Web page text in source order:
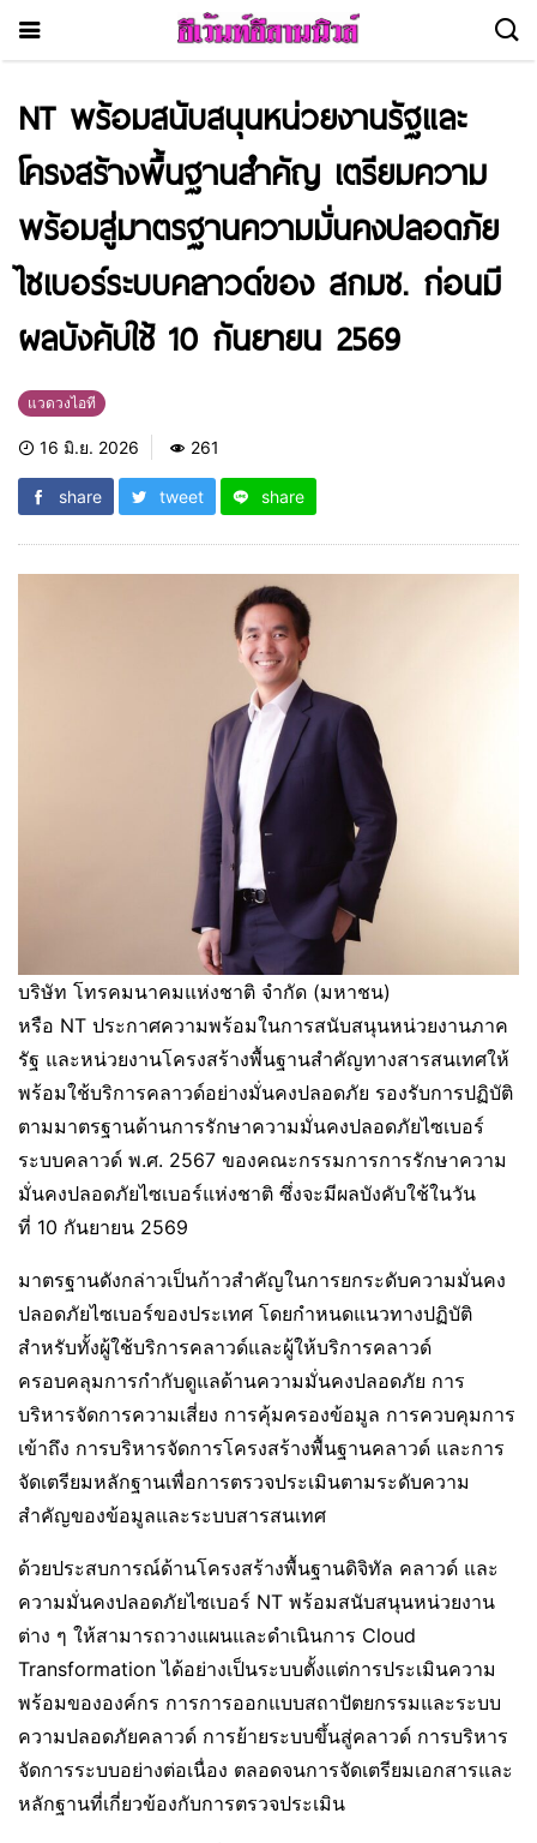
NT พร้อมสนับสนุนหน่วยงานรัฐและ
โครงสร้างพื้นฐานสำคัญ เตรียมความ
พร้อมสู่มาตรฐานความมั่นคงปลอดภัย
ไซเบอร์ระบบคลาวด์ของ สกมช. ก่อนมี
ผลบังคับใช้ 10 กันยายน 2569
แวดวงไอที
16 มิ.ย. 2026 261
share tweet share
บริษัท โทรคมนาคมแห่งชาติ จำกัด (มหาชน)
หรือ NT ประกาศความพร้อมในการสนับสนุนหน่วยงานภาค
รัฐ และหน่วยงานโครงสร้างพื้นฐานสำคัญทางสารสนเทศให้
พร้อมใช้บริการคลาวด์อย่างมั่นคงปลอดภัย รองรับการปฏิบัติ
ตามมาตรฐานด้านการรักษาความมั่นคงปลอดภัยไซเบอร์
ระบบคลาวด์ พ.ศ. 2567 ของคณะกรรมการการรักษาความ
มั่นคงปลอดภัยไซเบอร์แห่งชาติ ซึ่งจะมีผลบังคับใช้ในวัน
ที่ 10 กันยายน 2569
มาตรฐานดังกล่าวเป็นก้าวสำคัญในการยกระดับความมั่นคง
ปลอดภัยไซเบอร์ของประเทศ โดยกำหนดแนวทางปฏิบัติ
สำหรับทั้งผู้ใช้บริการคลาวด์และผู้ให้บริการคลาวด์
ครอบคลุมการกำกับดูแลด้านความมั่นคงปลอดภัย การ
บริหารจัดการความเสี่ยง การคุ้มครองข้อมูล การควบคุมการ
เข้าถึง การบริหารจัดการโครงสร้างพื้นฐานคลาวด์ และการ
จัดเตรียมหลักฐานเพื่อการตรวจประเมินตามระดับความ
สำคัญของข้อมูลและระบบสารสนเทศ
ด้วยประสบการณ์ด้านโครงสร้างพื้นฐานดิจิทัล คลาวด์ และ
ความมั่นคงปลอดภัยไซเบอร์ NT พร้อมสนับสนุนหน่วยงาน
ต่าง ๆ ให้สามารถวางแผนและดำเนินการ Cloud
Transformation ได้อย่างเป็นระบบตั้งแต่การประเมินความ
พร้อมขององค์กร การการออกแบบสถาปัตยกรรมและระบบ
ความปลอดภัยคลาวด์ การย้ายระบบขึ้นสู่คลาวด์ การบริหาร
จัดการระบบอย่างต่อเนื่อง ตลอดจนการจัดเตรียมเอกสารและ
หลักฐานที่เกี่ยวข้องกับการตรวจประเมิน